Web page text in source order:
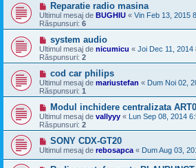
Reparatie radio masina
Ultimul mesaj de BUGHIU « Vin Feb 13, 2015
Răspunsuri: 6
system audio
Ultimul mesaj de nicumicu « Joi Dec 11, 2014
Răspunsuri: 2
cod car philips
Ultimul mesaj de mariustefan « Dum Noi 02,
Răspunsuri: 1
Modul inchidere centralizata
Ultimul mesaj de vallyyy « Lun Sep 08, 2014
Răspunsuri: 2
SONY CDX-GT20
Ultimul mesaj de rebosapca « Dum Aug 03,